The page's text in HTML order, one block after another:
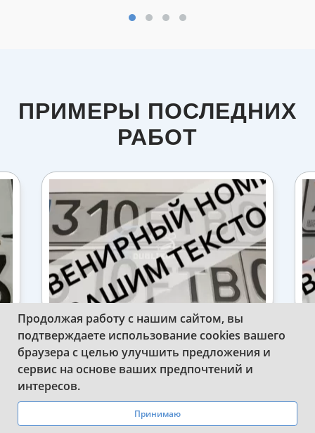
ПРИМЕРЫ ПОСЛЕДНИХ
РАБОТ
СДЕЛАЛИ СУВЕНИРНЫЕ
КАЗАХСТАНСКИЕ АВТОМОБИЛЬНЫЕ
НОМЕРНЫЕ ЗНАКИ
Продолжая работу с нашим сайтом, вы
подтверждаете использование cookies вашего
браузера с целью улучшить предложения и
сервис на основе ваших предпочтений и
интересов.
Принимаю
WhatsApp